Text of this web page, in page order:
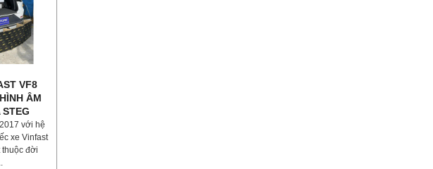
VF8
ÂM
với hệ
xe Vinfast
thuộc đời